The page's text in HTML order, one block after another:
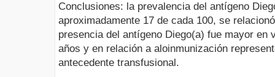
Conclusiones: la prevalencia del antígeno
aproximadamente 17 de cada 100, se
presencia del antígeno Diego(a) fue mayor en
años y en relación a aloinmunización
antecedente transfusional.